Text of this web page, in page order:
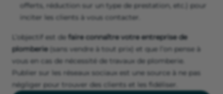
offerts, réduction sur un type de prestation, etc.) pour
inciter les clients à vous contacter.
L’objectif est de faire connaître votre entreprise de
plomberie(sans vendre à tout prix) et que l’on pense à
vous en cas de nécessité de travaux de plomberie.
Publier sur les réseaux sociaux est une source à ne pas
négliger pour trouver des clients et les fidéliser.